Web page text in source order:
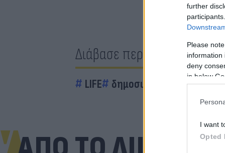
further
Please
information
deny
in below
I want
Opted
Διάβασε περισσότερα
LIFE δημοσιογράφος